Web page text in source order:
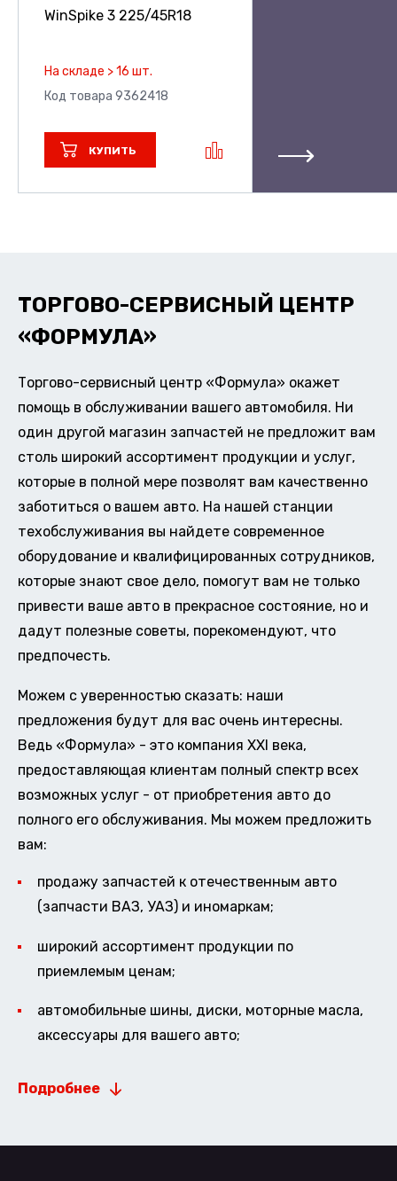
WinSpike 3 225/45R18
На складе > 16 шт.
Код товара 9362418
КУПИТЬ
ТОРГОВО-СЕРВИСНЫЙ ЦЕНТР
«ФОРМУЛА»
Торгово-сервисный центр «Формула» окажет
помощь в обслуживании вашего автомобиля. Ни
один другой магазин запчастей не предложит вам
столь широкий ассортимент продукции и услуг,
которые в полной мере позволят вам качественно
заботиться о вашем авто. На нашей станции
техобслуживания вы найдете современное
оборудование и квалифицированных сотрудников,
которые знают свое дело, помогут вам не только
привести ваше авто в прекрасное состояние, но и
дадут полезные советы, порекомендуют, что
предпочесть.
Можем с уверенностью сказать: наши
предложения будут для вас очень интересны.
Ведь «Формула» - это компания XXI века,
предоставляющая клиентам полный спектр всех
возможных услуг - от приобретения авто до
полного его обслуживания. Мы можем предложить
вам:
продажу запчастей к отечественным авто
(запчасти ВАЗ, УАЗ) и иномаркам;
широкий ассортимент продукции по
приемлемым ценам;
автомобильные шины, диски, моторные масла,
аксессуары для вашего авто;
Подробнее